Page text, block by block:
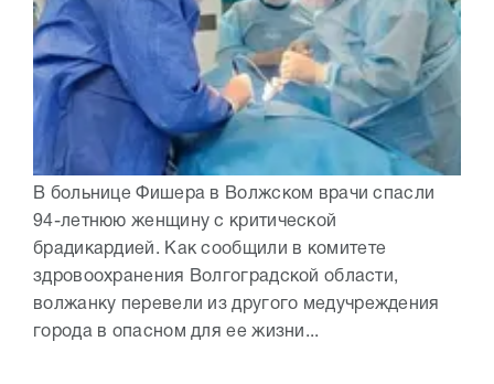
В больнице Фишера в Волжском врачи спасли
94-летнюю женщину с критической
брадикардией. Как сообщили в комитете
здровоохранения Волгоградской области,
волжанку перевели из другого медучреждения
города в опасном для ее жизни...